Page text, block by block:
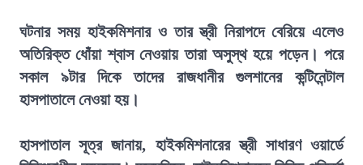
ঘটনার সময় হাইকমিশনার ও তার স্ত্রী নিরাপদে বেরিয়ে এলেও
অতিরিক্ত ধোঁয়া শ্বাস নেওয়ায় তারা অসুস্থ হয়ে পড়েন। পরে
সকাল ৯টার দিকে তাদের রাজধানীর গুলশানের কন্টিনেন্টাল
হাসপাতালে নেওয়া হয়।
হাসপাতাল সূত্র জানায়, হাইকমিশনারের স্ত্রী সাধারণ ওয়ার্ডে